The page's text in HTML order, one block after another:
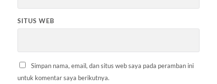
SITUS WEB
Simpan nama, email, dan situs web saya pada peramban ini
untuk komentar saya berikutnya.